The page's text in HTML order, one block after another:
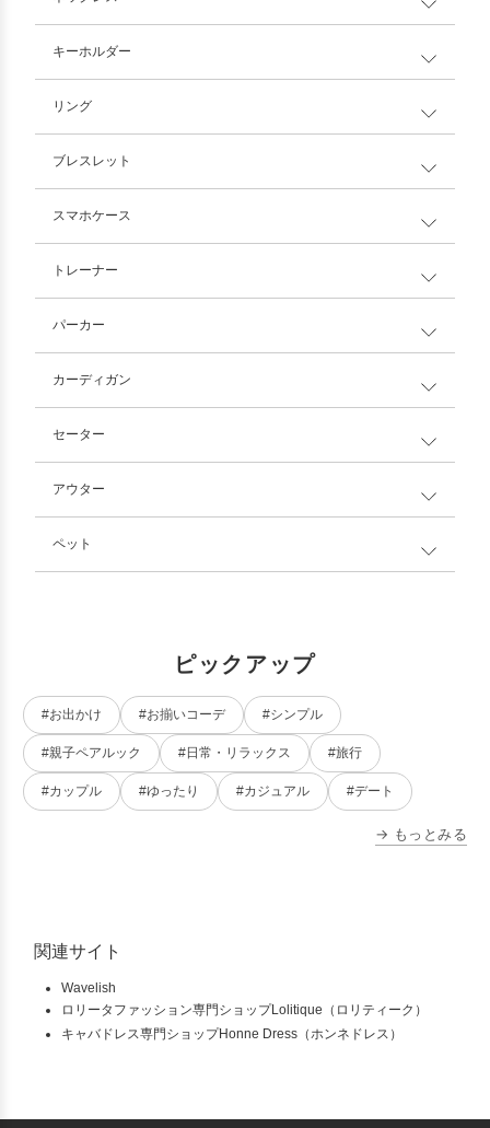
キーホルダー
リング
ブレスレット
スマホケース
トレーナー
パーカー
カーディガン
セーター
アウター
ペット
ピックアップ
#お出かけ #お揃いコーデ #シンプル
#親子ペアルック #日常・リラックス #旅行
#カップル #ゆったり #カジュアル #デート
→ もっとみる
関連サイト
Wavelish
ロリータファッション専門ショップLolitique（ロリティーク）
キャバドレス専門ショップHonne Dress（ホンネドレス）